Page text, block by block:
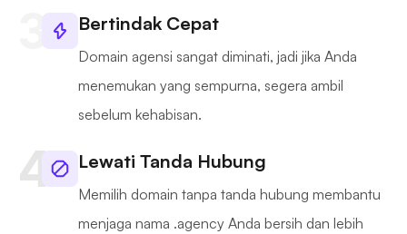
Bertindak Cepat
Domain agensi sangat diminati, jadi jika Anda
menemukan yang sempurna, segera ambil
sebelum kehabisan.
Lewati Tanda Hubung
Memilih domain tanpa tanda hubung membantu
menjaga nama .agency Anda bersih dan lebih